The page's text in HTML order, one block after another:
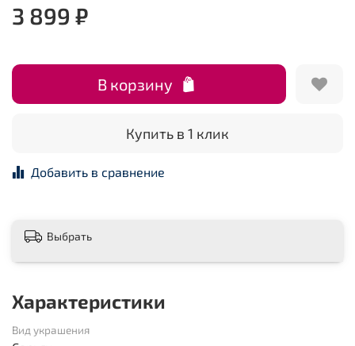
3 899 ₽
В корзину
Купить в 1 клик
Добавить в сравнение
Выбрать
Характеристики
Вид украшения